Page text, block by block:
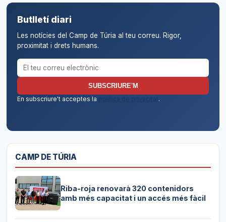
Butlletí diari
Les notícies del Camp de Túria al teu correu. Rigor,
proximitat i drets humans.
Correu electrònic per al butlletí
SUBSCRIURE'M
En subscriure't acceptes la
política de privacitat.
CAMP DE TÚRIA
Riba-roja renovarà 320 contenidors
amb més capacitat i un accés més fàcil